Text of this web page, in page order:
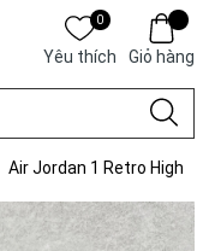
0
Yêu thích Giỏ hàng
Air Jordan 1 Retro High